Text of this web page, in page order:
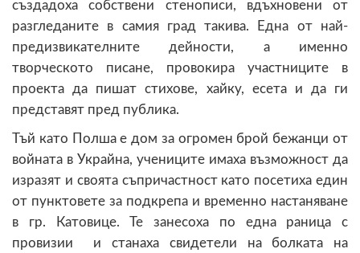
създадоха собствени стенописи, вдъхновени от
разгледаните в самия град такива. Една от най-
предизвикателните дейности, а именно
творческото писане, провокира участниците в
проекта да пишат стихове, хайку, есета и да ги
представят пред публика.
Тъй като Полша е дом за огромен брой бежанци от
войната в Украйна, учениците имаха възможност да
изразят и своята съпричастност като посетиха един
от пунктовете за подкрепа и временно настаняване
в гр. Катовице. Те занесоха по една раница с
провизии и станаха свидетели на болката на